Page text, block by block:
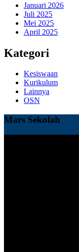
Januari 2026
Juli 2025
Mei 2025
April 2025
Kategori
Kesiswaan
Kurikulum
Lainnya
OSN
Mars Sekolah